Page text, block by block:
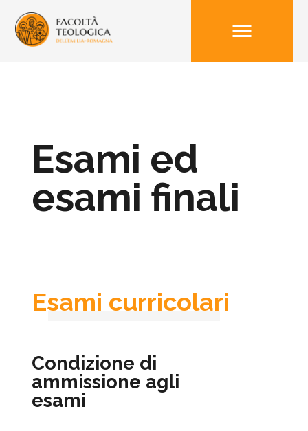
menu
Esami ed
esami finali
Esami curricolari
Condizione di
ammissione agli
esami